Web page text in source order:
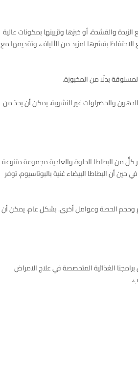
والقشدة، أو خبزها وتزيينها بمكونات عالية
الاحتفاظ بقشرها لمزيد من الألياف، وتقديمها مع
بدلًا من المخبوزة.
والخضراوات غير النشوية، يمكن أن يحدّ من
كلٌّ من البطاطا الحلوة والعادية مجموعة متنوعة
أن البطاطا البيضاء غنية بالبوتاسيوم، توفر
وحجم الحصة وعوامل أخرى. بشكل عام، يمكن أن
الغذائية المتخصصة في علاج الامراض